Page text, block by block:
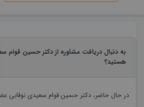
به دنبال دریافت مشاوره از دکتر حسین قوام
هستید؟
در حال حاضر،دکتر حسین قوام سعیدی نوقابی